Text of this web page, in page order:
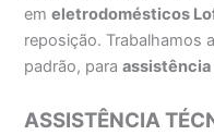
emeletrodomésticos
reposição. Trabalhamos
padrão, paraassistência
ASSISTÊNCIA